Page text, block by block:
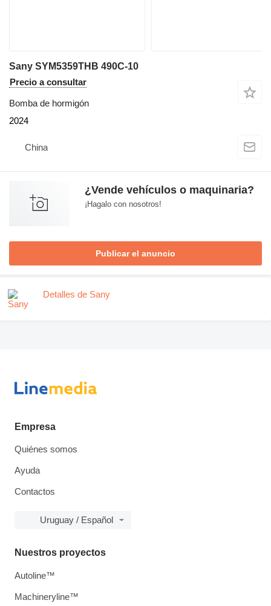
Sany SYM5359THB 490C-10
Precio a consultar
Bomba de hormigón
2024
China
¿Vende vehículos o maquinaria?
¡Hagalo con nosotros!
Publicar el anuncio
Detalles de Sany
Empresa
Quiénes somos
Ayuda
Contactos
Uruguay / Español
Nuestros proyectos
Autoline™
Machineryline™